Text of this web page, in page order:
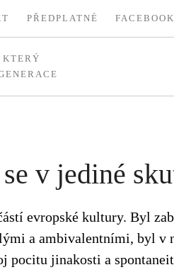
PŘEDPLATNÉ FACEBOOK
KTERÝ
v jediné
evropské kultury. Byl
a ambivalentními, byl v
pocitu jinakosti a